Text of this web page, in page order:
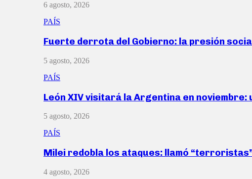
6 agosto, 2026
PAÍS
Fuerte derrota del Gobierno: la presión
5 agosto, 2026
PAÍS
León XIV visitará la Argentina en noviembre:
5 agosto, 2026
PAÍS
Milei redobla los ataques: llamó
4 agosto, 2026